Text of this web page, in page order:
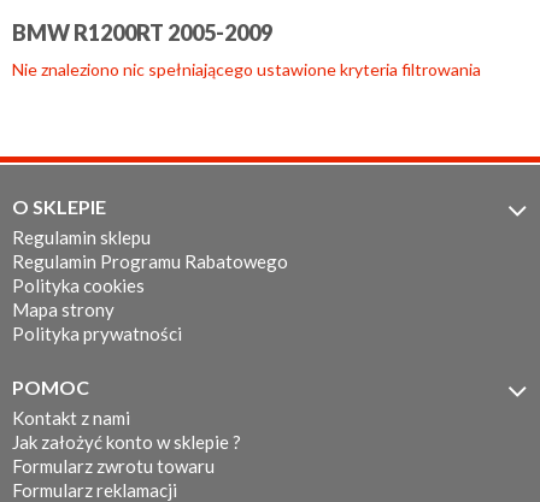
Hasło:
przypomnij mi hasło nowy klient
BMW R1200RT 2005-2009
Nie znaleziono nic spełniającego ustawione kryteria filtrowania
O SKLEPIE 
Regulamin sklepu
Regulamin Programu Rabatowego
Polityka cookies
Mapa strony
Polityka prywatności
POMOC 
Kontakt z nami
Jak założyć konto w sklepie ?
Formularz zwrotu towaru
Formularz reklamacji